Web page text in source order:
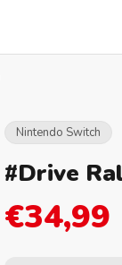
Nintendo Switch
#Drive
€34,99